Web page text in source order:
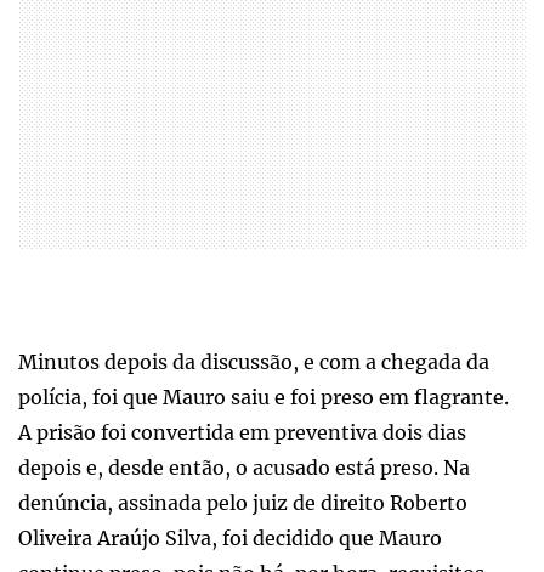
Minutos depois da discussão, e com a chegada da
polícia, foi que Mauro saiu e foi preso em flagrante.
A prisão foi convertida em preventiva dois dias
depois e, desde então, o acusado está preso. Na
denúncia, assinada pelo juiz de direito Roberto
Oliveira Araújo Silva, foi decidido que Mauro